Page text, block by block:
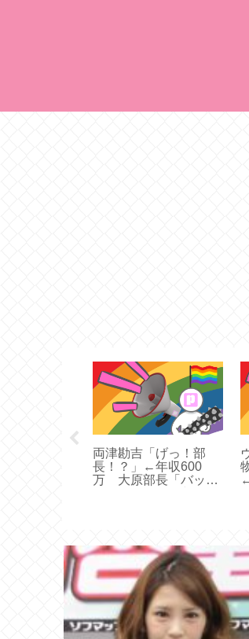
査で証明さ
両津勘吉「げっ！部
長！？」←年収600
万 大原部長「バッカ